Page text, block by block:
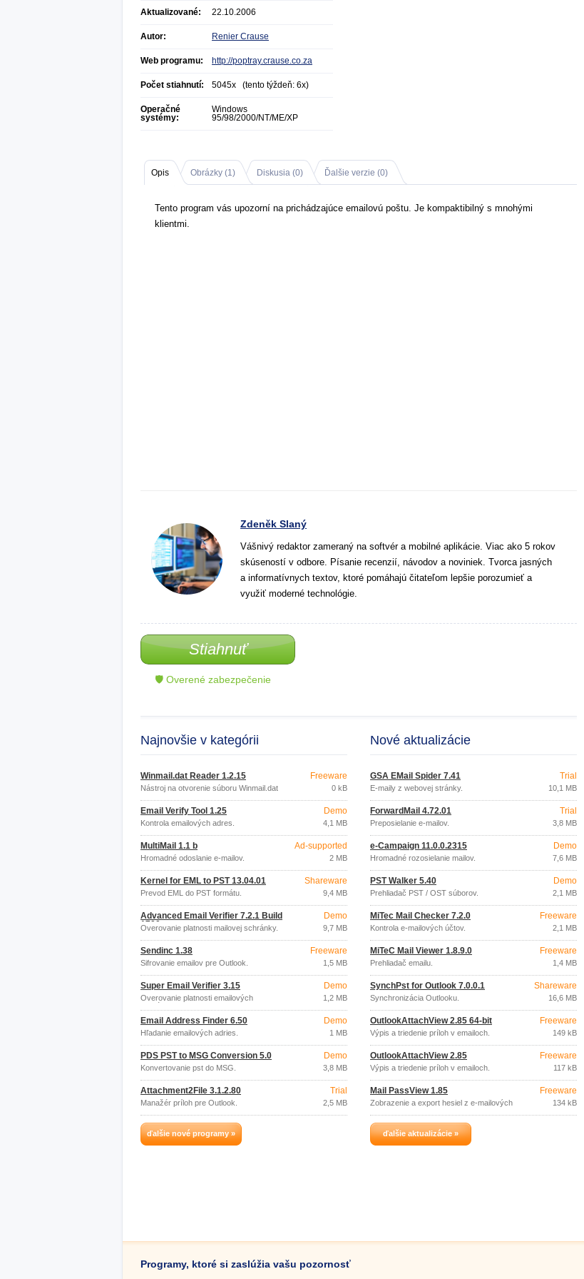
Aktualizované: 22.10.2006
Autor: Renier Crause
Web programu: http://poptray.crause.co.za
Počet stiahnutí: 5045x (tento týždeň: 6x)
Operačné
systémy:
Windows
95/98/2000/NT/ME/XP
Opis Obrázky (1) Diskusia (0) Ďalšie verzie (0)
Tento program vás upozorní na prichádzajúce emailovú poštu. Je kompaktibilný s mnohými
klientmi.
Zdeněk Slaný
Vášnivý redaktor zameraný na softvér a mobilné aplikácie. Viac ako 5 rokov
skúseností v odbore. Písanie recenzií, návodov a noviniek. Tvorca jasných
a informatívnych textov, ktoré pomáhajú čitateľom lepšie porozumieť a
využiť moderné technológie.
Stiahnuť
🛡 Overené zabezpečenie
Najnovšie v kategórii
Winmail.dat Reader 1.2.15
Nástroj na otvorenie súboru Winmail.dat
Freeware
0 kB
Email Verify Tool 1.25
Kontrola emailových adres.
Demo
4,1 MB
MultiMail 1.1 b
Hromadné odoslanie e-mailov.
Ad-supported
2 MB
Kernel for EML to PST 13.04.01
Prevod EML do PST formátu.
Shareware
9,4 MB
Advanced Email Verifier 7.2.1 Build
1700
Overovanie platnosti mailovej schránky.
Demo
9,7 MB
Sendinc 1.38
Šifrovanie emailov pre Outlook.
Freeware
1,5 MB
Super Email Verifier 3.15
Overovanie platnosti emailových
schránok.
Demo
1,2 MB
Email Address Finder 6.50
Hľadanie emailových adries.
Demo
1 MB
PDS PST to MSG Conversion 5.0
Konvertovanie pst do MSG.
Demo
3,8 MB
Attachment2File 3.1.2.80
Manažér príloh pre Outlook.
Trial
2,5 MB
ďalšie nové programy »
Nové aktualizácie
GSA EMail Spider 7.41
E-maily z webovej stránky.
Trial
10,1 MB
ForwardMail 4.72.01
Preposielanie e-mailov.
Trial
3,8 MB
e-Campaign 11.0.0.2315
Hromadné rozosielanie mailov.
Demo
7,6 MB
PST Walker 5.40
Prehliadač PST / OST súborov.
Demo
2,1 MB
MiTec Mail Checker 7.2.0
Kontrola e-mailových účtov.
Freeware
2,1 MB
MiTeC Mail Viewer 1.8.9.0
Prehliadač emailu.
Freeware
1,4 MB
SynchPst for Outlook 7.0.0.1
Synchronizácia Outlooku.
Shareware
16,6 MB
OutlookAttachView 2.85 64-bit
Výpis a triedenie príloh v emailoch.
Freeware
149 kB
OutlookAttachView 2.85
Výpis a triedenie príloh v emailoch.
Freeware
117 kB
Mail PassView 1.85
Zobrazenie a export hesiel z e-mailových
Freeware
134 kB
ďalšie aktualizácie »
Programy, ktoré si zaslúžia vašu pozornosť